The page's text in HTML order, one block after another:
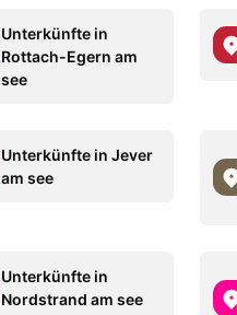
Unterkünfte in
Rottach-Egern am
see
Unterkünfte in Jever
am see
Unterkünfte in
Nordstrand am see